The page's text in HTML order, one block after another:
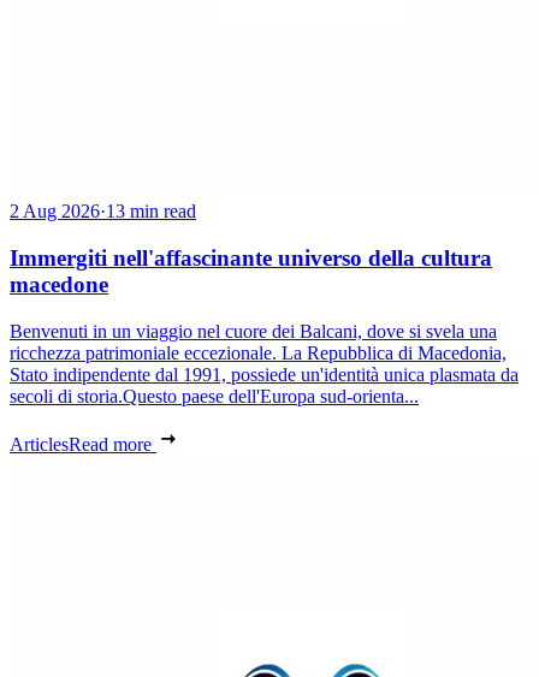
2 Aug 2026·13 min read
Immergiti nell'affascinante universo della cultura
macedone
Benvenuti in un viaggio nel cuore dei Balcani, dove si svela una
ricchezza patrimoniale eccezionale. La Repubblica di Macedonia,
Stato indipendente dal 1991, possiede un'identità unica plasmata da
secoli di storia.Questo paese dell'Europa sud-orienta...
ArticlesRead more